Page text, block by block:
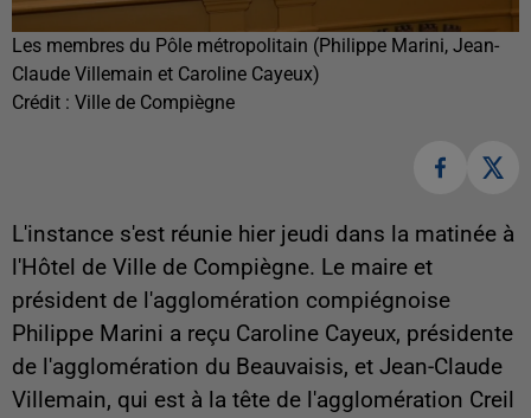
Les membres du Pôle métropolitain (Philippe Marini, Jean-
Claude Villemain et Caroline Cayeux)
Crédit : Ville de Compiègne
L'instance s'est réunie hier jeudi dans la matinée à
l'Hôtel de Ville de Compiègne. Le maire et
président de l'agglomération compiégnoise
Philippe Marini a reçu Caroline Cayeux, présidente
de l'agglomération du Beauvaisis, et Jean-Claude
Villemain, qui est à la tête de l'agglomération Creil